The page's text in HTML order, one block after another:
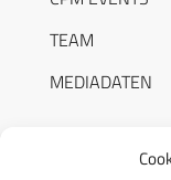
TEAM
MEDIADATEN